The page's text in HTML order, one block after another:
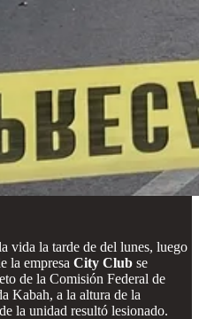
vida la tarde de del lunes, luego
la empresa City Club se
de la Comisión Federal de
Kabah, a la altura de la
la unidad resultó lesionado.